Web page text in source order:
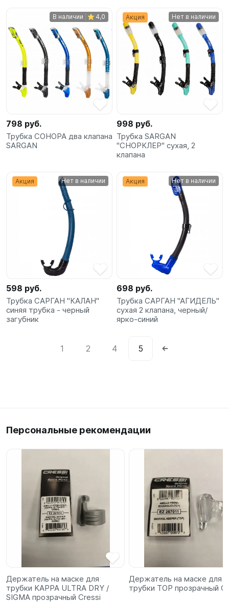
В наличии 4,0
798 руб.
Трубка СОНОРА два клапана
SARGAN
Акция Нет в наличии
998 руб.
Трубка SARGAN
"СНОРКЛЕР" сухая, 2
клапана
Акция Нет в наличии
598 руб.
Трубка САРГАН "КАЛАН"
синяя трубка - черный
загубник
Акция Нет в наличии
698 руб.
Трубка САРГАН "АГИДЕЛЬ"
сухая 2 клапана, черный/
ярко-синий
1 2 4 5
Персональные рекомендации
Держатель на маске для
трубки KAPPA ULTRA DRY /
SIGMA прозрачный Cressi
Держатель на маске для
трубки TOP прозрачный